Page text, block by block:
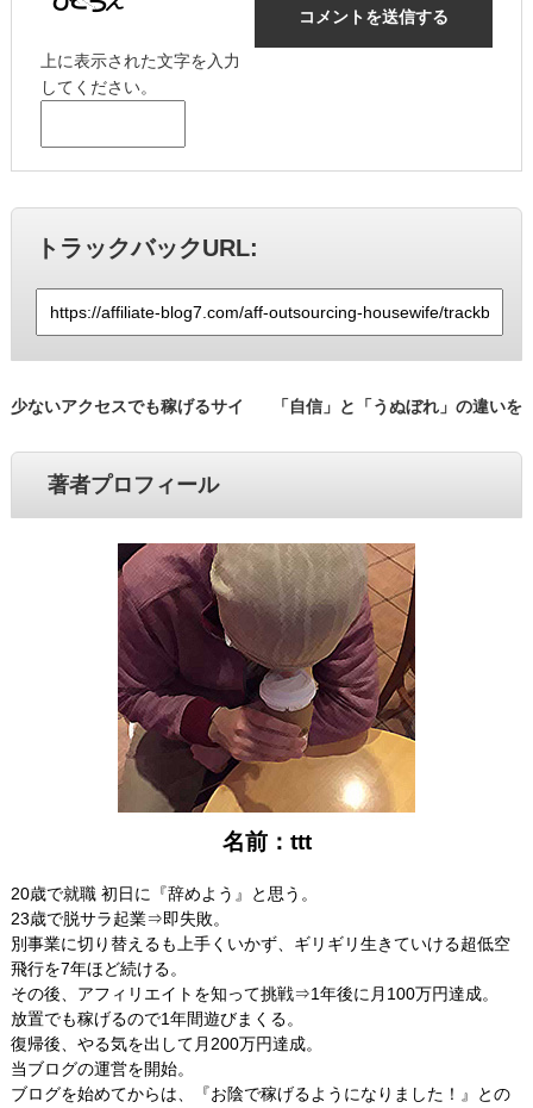
上に表示された文字を入力
してください。
トラックバックURL:
少ないアクセスでも稼げるサイ
「自信」と「うぬぼれ」の違いを
著者プロフィール
名前：ttt
20歳で就職 初日に『辞めよう』と思う。
23歳で脱サラ起業⇒即失敗。
別事業に切り替えるも上手くいかず、ギリギリ生きていける超低空
飛行を7年ほど続ける。
その後、アフィリエイトを知って挑戦⇒1年後に月100万円達成。
放置でも稼げるので1年間遊びまくる。
復帰後、やる気を出して月200万円達成。
当ブログの運営を開始。
ブログを始めてからは、『お陰で稼げるようになりました！』との